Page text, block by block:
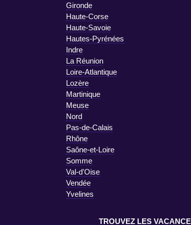
Gironde
Haute-Corse
Haute-Savoie
Hautes-Pyrénées
Indre
La Réunion
Loire-Atlantique
Lozère
Martinique
Meuse
Nord
Pas-de-Calais
Rhône
Saône-et-Loire
Somme
Val-d'Oise
Vendée
Yvelines
TROUVEZ LES